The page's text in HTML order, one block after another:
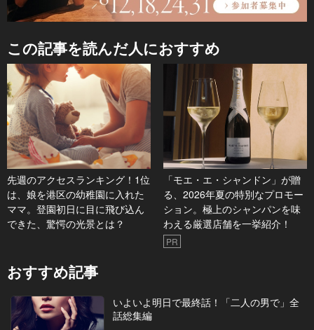
この記事を読んだ人におすすめ
先週のアクセスランキング！1位
は、娘を港区の幼稚園に入れた
ママ。登園初日に目に飛び込ん
できた、驚愕の光景とは？
「モエ・エ・シャンドン」が贈
る、2026年夏の特別なプロモー
ション。極上のシャンパンを味
わえる厳選店舗を一挙紹介！
PR
おすすめ記事
いよいよ明日で最終話！「二人の男で」全
話総集編